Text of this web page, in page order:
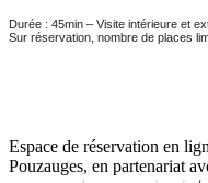
Durée : 45min – Visite intérieure et
Sur réservation, nombre de places
Espace de réservation en
Pouzauges, en partenariat